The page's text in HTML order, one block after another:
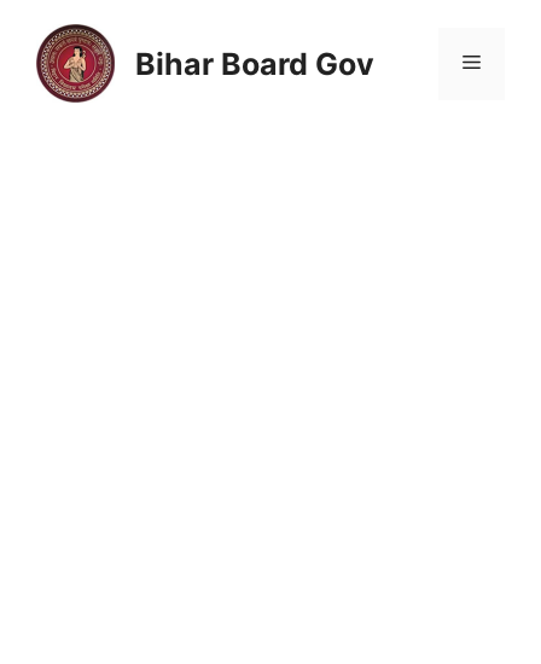
content
Bihar Board Gov Menu